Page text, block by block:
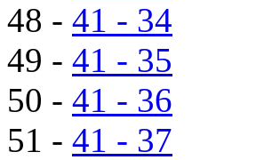
48 - 41 - 34
49 - 41 - 35
50 - 41 - 36
51 - 41 - 37